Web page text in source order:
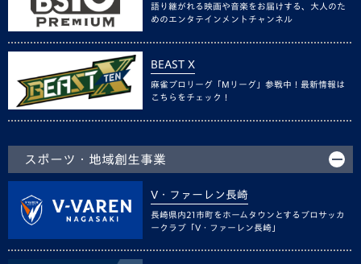
語り継がれる映画や音楽をお届けする、大人のた
めのエンタテインメントチャンネル
BEAST X
麻雀プロリーグ「Mリーグ」参戦中！最新情報は
こちらをチェック！
スポーツ・地域創生事業
V・ファーレン長崎
長崎県内21市町をホームタウンとするプロサッカ
ークラブ「V・ファーレン長崎」